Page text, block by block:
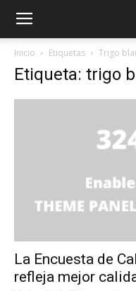
Inicio Etiquetas Trigo
Etiqueta: trigo
La Encuesta de
refleja mejor